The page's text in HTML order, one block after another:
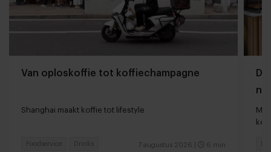
Van oploskoffie tot koffiechampagne
Shanghai maakt koffie tot lifestyle
7 augustus 2026 6 min
Foodservice Drinks